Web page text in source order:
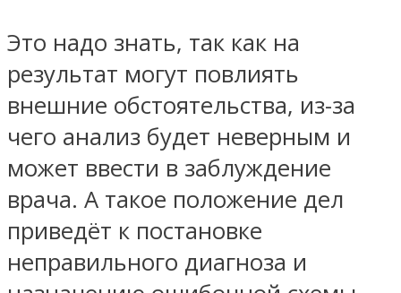
Это надо знать, так как на
результат могут повлиять
внешние обстоятельства, из-за
чего анализ будет неверным и
может ввести в заблуждение
врача. А такое положение дел
приведёт к постановке
неправильного диагноза и